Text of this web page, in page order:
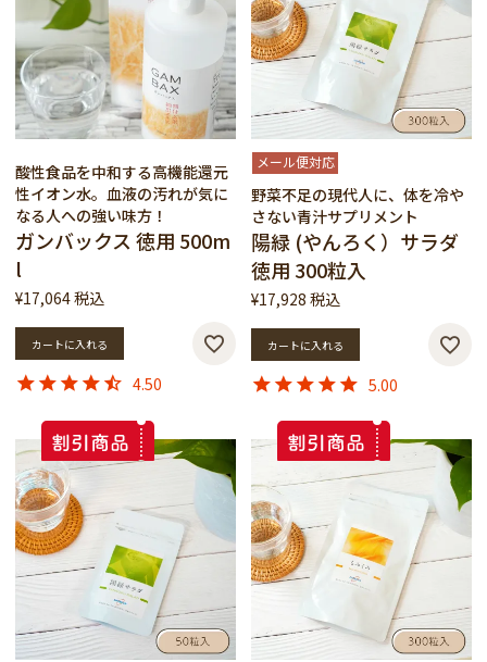
酸性食品を中和する高機能還元
性イオン水。血液の汚れが気に
なる人への強い味方！
ガンバックス 徳用 500m
l
¥17,064税込
カートに入れる
4.50
メール便対応
野菜不足の現代人に、体を冷や
さない青汁サプリメント
陽緑 (やんろく）サラダ
徳用 300粒入
¥17,928 税込
カートに入れる
5.00